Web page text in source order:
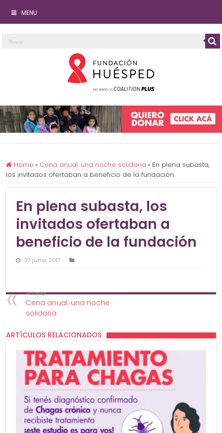
MENU
Home » Cena anual: una noche solidaria » En plena subasta,
los invitados ofertaban a beneficio de la fundación
En plena subasta, los
invitados ofertaban a
beneficio de la fundación
27 junio, 2017
Anterior
Cena anual: una noche
solidaria
ARTÍCULOS RELACIONADOS